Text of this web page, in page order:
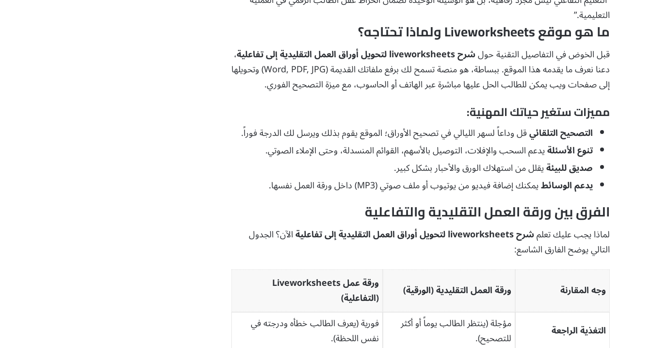
التعليمية.”
ما هو موقع Liveworksheets ولماذا تحتاجه؟
قبل الخوض في التفاصيل التقنية حولشرح liveworksheets لتحويل أوراق العمل التقليدية إلى تفاعلية
،
دعنا نعرف ما يقدمه هذا الموقع. ببساطة، هو منصة تسمح لك برفع ملفاتك القديمة (Word, PDF, JPG) وتحويلها
إلى صفحات ويب يمكن للطالب الحل عليها مباشرة عبر الهاتف أو الحاسوب، مع ميزة التصحيح الفوري.
مميزات ستغير حياتك المهنية:
التصحيح التلقائيقل وداعاً لسهر الليالي في تصحيح الأوراق؛ الموقع يقوم بذلك ويرسل لك الدرجة فوراً.
تنوع الأسئلةيدعم السحب والإفلات، التوصيل بالأسهم، القوائم المنسدلة، وحتى الإملاء الصوتي.
صديق للبيئةيقلل من استهلاك الورق والأحبار بشكل كبير.
يدعم الوسائطيمكنك إضافة فيديو من يوتيوب أو ملف صوتي (MP3) داخل ورقة العمل نفسها.
الفرق بين ورقة العمل التقليدية والتفاعلية
لماذا يجب عليك تعلمشرح liveworksheets لتحويل أوراق العمل التقليدية إلى تفاعلية
الآن؟ الجدول
التالي يوضح الفارق الشاسع:
وجه المقارنة ورقة العمل التقليدية (الورقية)
ورقة عمل Liveworksheets
(التفاعلية)
التغذية الراجعة
مؤجلة (ينتظر الطالب يوماً أو أكثر
للتصحيح).
فورية (يعرف الطالب خطأه ودرجته في
نفس اللحظة).